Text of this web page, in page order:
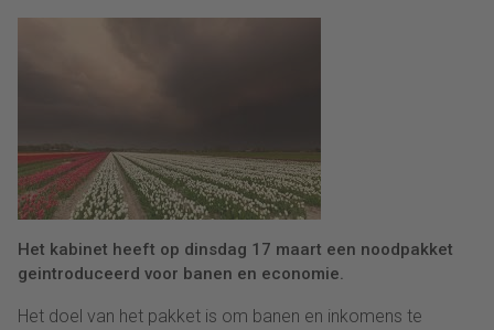
Het kabinet heeft op dinsdag 17 maart een noodpakket
geintroduceerd voor banen en economie.
Het doel van het pakket is om banen en inkomens te